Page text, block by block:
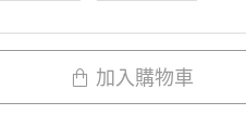
加入購物車